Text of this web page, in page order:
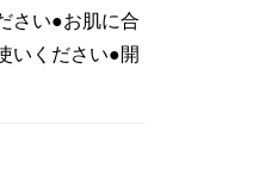
さい●お肌に合
いください●開